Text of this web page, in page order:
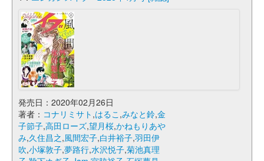
発売日：2020年02月26日
著者： コナリミサト ,はるこ ,みなと鈴,金
子節子,高田ローズ,望月桜,かねもりあや
み,久住昌之,風間宏子,白井裕子,羽田伊
吹,小塚敦子,夢路行,水沢悦子,菊池真理